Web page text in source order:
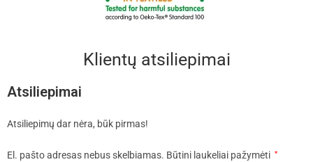
Klientų atsiliepimai
Atsiliepimai
Atsiliepimų dar nėra, būk pirmas!
El. pašto adresas nebus skelbiamas. Būtini laukeliai pažymėti *